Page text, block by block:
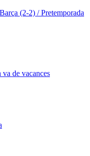
(2-2) / Pretemporada
de vacances